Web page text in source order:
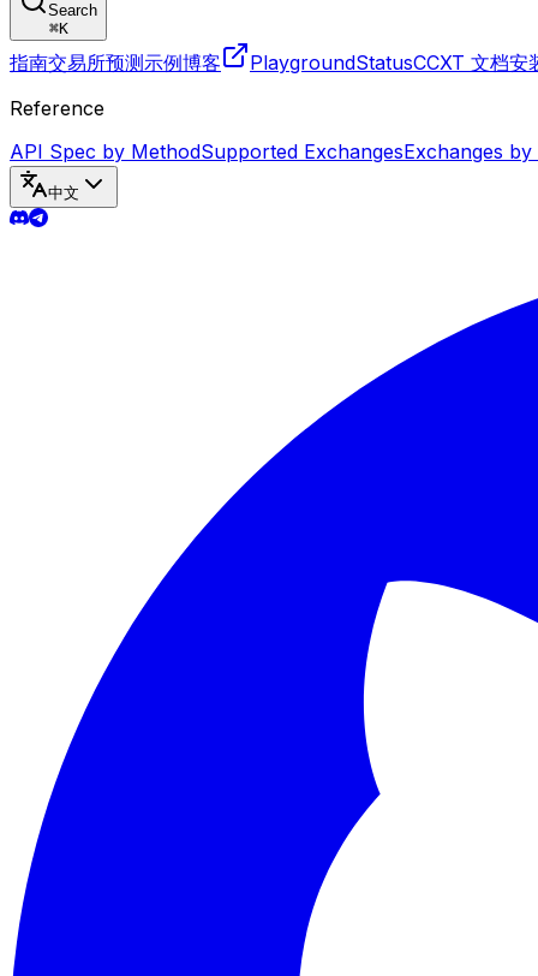
Search
⌘K
指南交易所预测示例博客 PlaygroundStatusCCXT 文档安
Reference
API Spec by MethodSupported ExchangesExchanges
中文